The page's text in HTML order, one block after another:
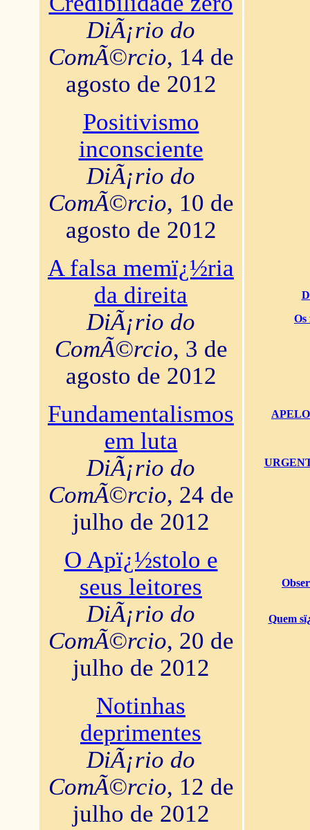
DiÃ¡rio do
ComÃ©rcio, 14 de
agosto de 2012
Positivismo
inconsciente
DiÃ¡rio do
ComÃ©rcio, 10 de
agosto de 2012
A falsa memï¿½ria
da direita
DiÃ¡rio do
ComÃ©rcio, 3 de
agosto de 2012
Fundamentalismos
em luta
DiÃ¡rio do
ComÃ©rcio, 24 de
julho de 2012
O Apï¿½stolo e
seus leitores
DiÃ¡rio do
ComÃ©rcio, 20 de
julho de 2012
Notinhas
deprimentes
DiÃ¡rio do
ComÃ©rcio, 12 de
julho de 2012
Os
Quem